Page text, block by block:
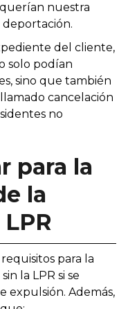
nuestra
del cliente,
solo podían
sino que también
cancelación
no
para la
la
para la
la LPR si se
expulsión. Además,